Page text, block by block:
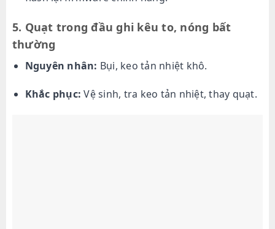
5. Quạt trong đầu ghi kêu to, nóng bất
thường
Nguyên nhân: Bụi, keo tản nhiệt khô.
Khắc phục: Vệ sinh, tra keo tản nhiệt, thay quạt.